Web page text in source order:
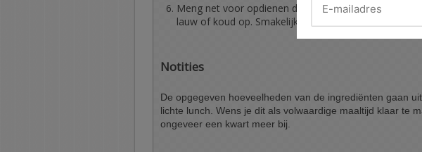
Meng net voor opdienen de blokjes feta door de
lauw of koud op. Smakelijk!
Notities
De opgegeven hoeveelheden van de ingrediënten gaan
lichte lunch. Wens je dit als volwaardige maaltijd klaar te
ongeveer een kwart meer bij.